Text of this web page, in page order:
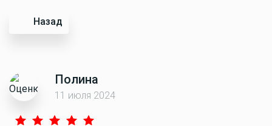
Назад
Полина
11 июля 2024